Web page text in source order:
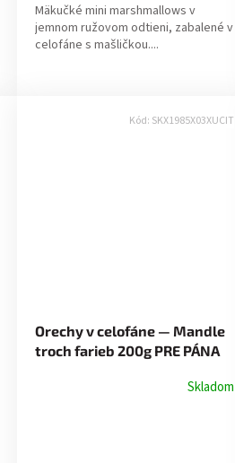
Mäkučké mini marshmallows v
jemnom ružovom odtieni, zabalené v
celofáne s mašličkou....
Orechy v celofáne — Mandle
troch farieb 200g PRE PÁNA
Skladom
Kód: SKX1985X03XUCIT